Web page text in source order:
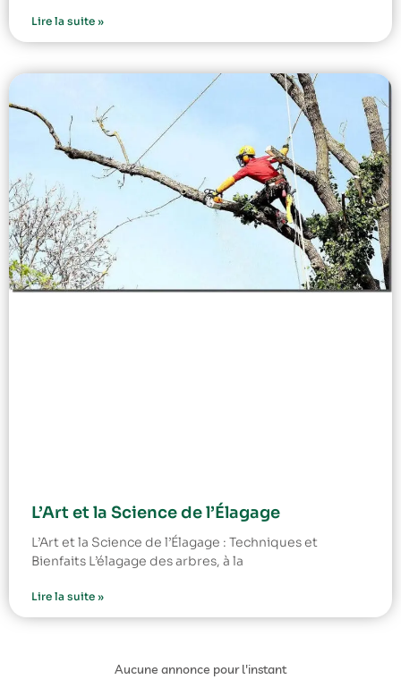
Lire la suite »
L’Art et la Science de l’Élagage
L’Art et la Science de l’Élagage : Techniques et
Bienfaits L’élagage des arbres, à la
Lire la suite »
Aucune annonce pour l'instant